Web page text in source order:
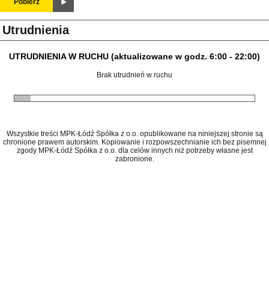
Pobierz
Utrudnienia
UTRUDNIENIA W RUCHU (aktualizowane w godz. 6:00 - 22:00)
Brak utrudnień w ruchu
Wszystkie treści MPK-Łódź Spółka z o.o. opublikowane na niniejszej stronie są
chronione prawem autorskim. Kopiowanie i rozpowszechnianie ich bez pisemnej
zgody MPK-Łódź Spółka z o.o. dla celów innych niż potrzeby własne jest
zabronione.